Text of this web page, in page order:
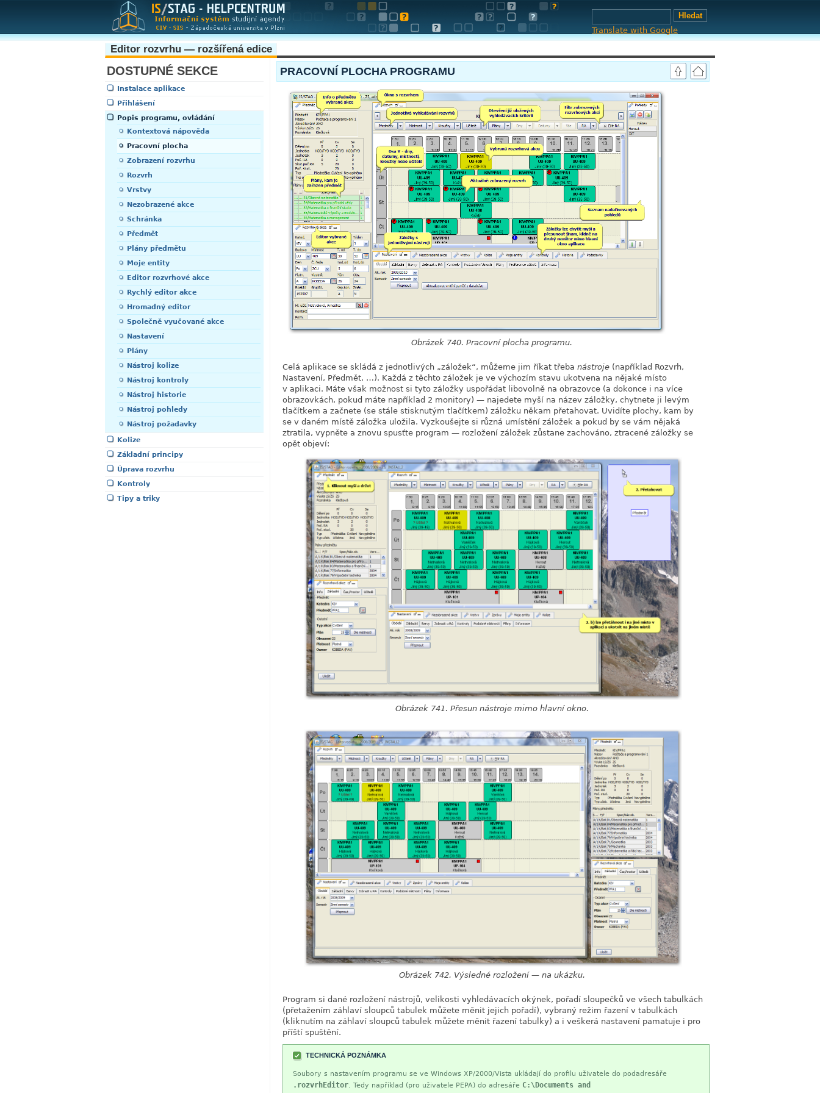
Translate with Google
Editor rozvrhu — rozšířená edice
DOSTUPNÉ SEKCE
Instalace aplikace
Přihlášení
Popis programu, ovládání
Kontextová nápověda
Pracovní plocha
Zobrazení rozvrhu
Rozvrh
Vrstvy
Nezobrazené akce
Schránka
Předmět
Plány předmětu
Moje entity
Editor rozvrhové akce
Rychlý editor akce
Hromadný editor
Společně vyučované akce
Nastavení
Plány
Nástroj kolize
Nástroj kontroly
Nástroj historie
Nástroj pohledy
Nástroj požadavky
Kolize
Základní principy
Úprava rozvrhu
Kontroly
Tipy a triky
PRACOVNÍ PLOCHA PROGRAMU
Obrázek 740. Pracovní plocha programu.
Celá aplikace se skládá z jednotlivých „záložek“, můžeme jim říkat třeba nástroje (například Rozvrh,
Nastavení, Předmět, …). Každá z těchto záložek je ve výchozím stavu ukotvena na nějaké místo
v aplikaci. Máte však možnost si tyto záložky uspořádat libovolně na obrazovce (a dokonce i na více
obrazovkách, pokud máte například 2 monitory) — najedete myší na název záložky, chytnete ji levým
tlačítkem a začnete (se stále stisknutým tlačítkem) záložku někam přetahovat. Uvidíte plochy, kam by
se v daném místě záložka uložila. Vyzkoušejte si různá umístění záložek a pokud by se vám nějaká
ztratila, vypněte a znovu spusťte program — rozložení záložek zůstane zachováno, ztracené záložky se
opět objeví:
Obrázek 741. Přesun nástroje mimo hlavní okno.
Obrázek 742. Výsledné rozložení — na ukázku.
Program si dané rozložení nástrojů, velikosti vyhledávacích okýnek, pořadí sloupečků ve všech tabulkách
(přetažením záhlaví sloupců tabulek můžete měnit jejich pořadí), vybraný režim řazení v tabulkách
(kliknutím na záhlaví sloupců tabulek můžete měnit řazení tabulky) a i veškerá nastavení pamatuje i pro
příští spuštění.
TECHNICKÁ POZNÁMKA
Soubory s nastavením programu se ve Windows XP/2000/Vista ukládají do profilu uživatele do podadresáře
.rozvrhEditor . Tedy například (pro uživatele PEPA) do adresáře C:\Documents and